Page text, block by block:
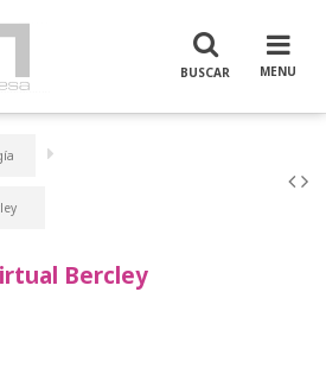
Bercley